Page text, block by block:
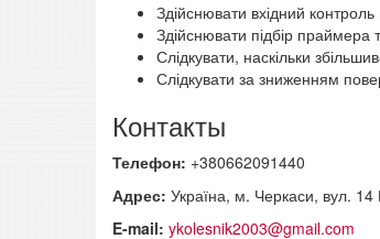
Здійснювати вхідний
Здійснювати підбір праймера
Слідкувати, наскільки
Слідкувати за зниженням
Контакты
Телефон: +380662091440
Адрес: Україна, м. Черкаси, вул. 14
E-mail: ykolesnik2003@gmail.com